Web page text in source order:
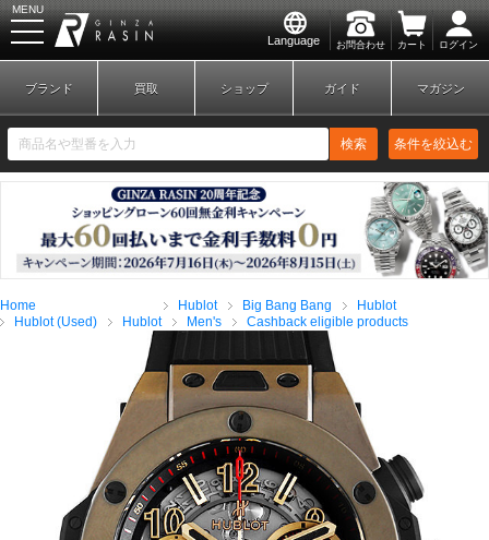
Language お問合わせ カート ログイン
MENU
新規会員登録 ログイン
ブランドから探す
全てのブランドを見
ロレックス
パテック
ブランド 買取 ショップ ガイド マガジン
検索 条件を絞込む
Home Hublot Big Bang Bang
Hublot
Hublot (Used)
Hublot Men's Cashback eligible products